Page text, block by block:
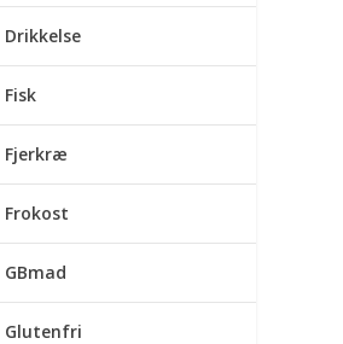
Drikkelse
Fisk
Fjerkræ
Frokost
GBmad
Glutenfri